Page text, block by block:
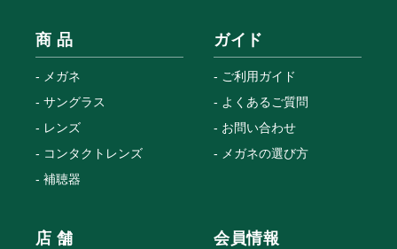
商 品
メガネ
サングラス
レンズ
コンタクトレンズ
補聴器
ガイド
ご利用ガイド
よくあるご質問
お問い合わせ
メガネの選び方
店 舗 会員情報